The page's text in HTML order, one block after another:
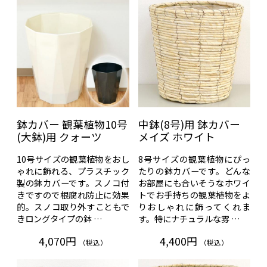
鉢カバー 観葉植物10号
(大鉢)用 クォーツ
10号サイズの観葉植物をおし
ゃれに飾れる、プラスチック
製の鉢カバーです。スノコ付
きですので根腐れ防止に効果
的。スノコ取り外すこともで
きロングタイプの鉢 …
4,070円 （税込）
中鉢(8号)用 鉢カバー
メイズ ホワイト
8号サイズの観葉植物にぴっ
たりの鉢カバーです。どんな
お部屋にも合いそうなホワイ
トでお手持ちの観葉植物をよ
りおしゃれに飾ってくれま
す。特にナチュラルな雰 …
4,400円 （税込）